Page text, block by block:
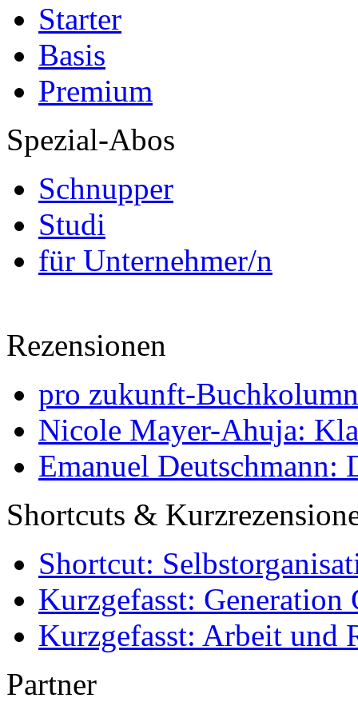
Starter
Basis
Premium
Spezial-Abos
Schnupper
Studi
für Unternehmer/n
Rezensionen
pro zukunft-
Nicole Mayer-Ahuja:
Emanuel Deutschmann:
Shortcuts &
Shortcut:
Kurzgefasst: Generation
Kurzgefasst: Arbeit und
Partner